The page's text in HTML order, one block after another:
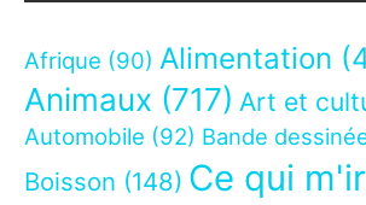
Afrique (90) Alimentation
Animaux (717) Art et
Automobile (92) Bande
Boisson (148) Ce qui